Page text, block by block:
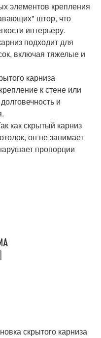
элементов крепления
штор, что
интерьеру.
подходит для
включая тяжелые и
карниза
к стене или
и
как скрытый карниз
он не занимает
пропорции
скрытого карниза